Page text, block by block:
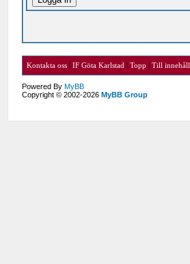
Kontakta oss |IF Göta Karlstad |Topp |Till innehåll
Powered ByMyBB
Copyright © 2002-2026MyBB Group